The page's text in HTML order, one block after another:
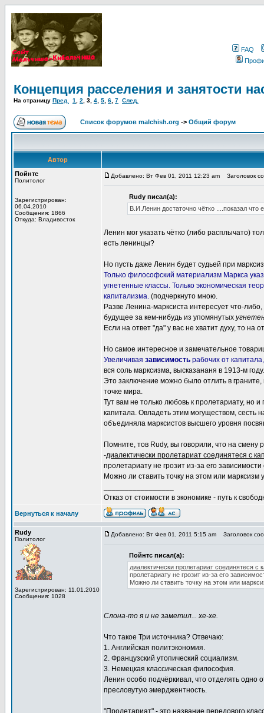
FAQ
Концепция расселения и занятости
На страницу Пред. 1 2 3 4 5 6 7 След.
Список форумов malchish.org -> Общий форум
Автор
Пойнтс
Политолог
Зарегистрирован:
06.04.2010
Сообщения: 1866
Откуда: Владивосток
Добавлено: Вт Фев 01, 2011 12:23 am Заголовок
Rudy писал(а):
В.И.Ленин достаточно чётко ....показал
Ленин мог указать чётко (либо расплычато)
есть ленинцы?
Но пусть даже Ленин будет судьей при
Только философский материализм Маркса
угнетенные классы. Только экономическая
капитализма. (подчеркнуто мною.
Разве Ленина-марксиста интересует что-
будущее за кем-нибудь из упомянутых
Если на ответ "да" у вас не хватит духу, то на
Но самое интересное и замечательное
Увеличивая зависимость рабочих от
вся соль марксизма, высказананя в 1913-м году.
Это заключение можно было отлить в
точке мира.
Тут вам не только любовь к пролетариату, но
капитала. Овладеть этим могуществом, сесть
объединяла марксистов высшего уровня
Помните, тов Rudy, вы говорили, что на
-диалектически пролетариат соединятеся с
пролетариату не грозит из-за его зависимости
Можно ли ставить точку на этом или
Отказ от стоимости в экономике - путь к
Вернуться к началу
Rudy
Политолог
Зарегистрирован: 11.01.2010
Сообщения: 1028
Добавлено: Вт Фев 01, 2011 5:15 am Заголовок
Пойнтс писал(а):
диалектически пролетариат соединятеся
пролетариату не грозит из-за его
Можно ли ставить точку на этом или
Слона-то я и не заметил... хе-хе.
Что такое Три источника? Отвечаю:
1. Английская политэкономия.
2. Французский утопический социализм.
3. Немецкая классическая философия.
Ленин особо подчёркивал, что отделять одно
пресловутую эмерджентность.
"Пролетариат" - это название передового